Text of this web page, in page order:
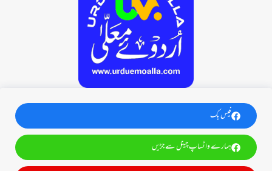
فیس بک
ہمارے واٹساپ چینل سے جڑیں